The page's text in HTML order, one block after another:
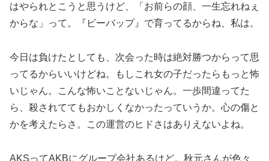
はやられとこうと思うけど、「お前らの顔、一生忘れねぇ
からな」って。『ビーバップ』で育ってるからね、私は。
今日は負けたとしても、次会った時は絶対勝つからって思
ってるからいいけどね。もしこれ女の子だったらもっと怖
いじゃん。こんな怖いことないじゃん。一歩間違ってた
ら、殺されててもおかしくなかったっていうか。心の傷と
かを考えたらさ。この運営のヒドさはありえないよね。
AKSってAKBにグループ会社あるけど。秋元さんが色々